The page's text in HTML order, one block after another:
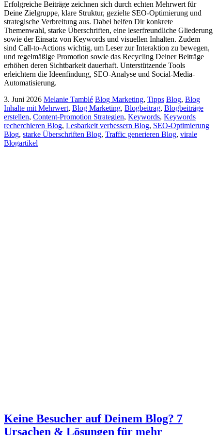
Erfolgreiche Beiträge zeichnen sich durch echten Mehrwert für
Deine Zielgruppe, klare Struktur, gezielte SEO-Optimierung und
strategische Verbreitung aus. Dabei helfen Dir konkrete
Themenwahl, starke Überschriften, eine leserfreundliche Gliederung
sowie der Einsatz von Keywords und visuellen Inhalten. Zudem
sind Call-to-Actions wichtig, um Leser zur Interaktion zu bewegen,
und regelmäßige Promotion sowie das Recycling Deiner Beiträge
erhöhen deren Sichtbarkeit dauerhaft. Unterstützende Tools
erleichtern die Ideenfindung, SEO-Analyse und Social-Media-
Automatisierung.
3. Juni 2026 Melanie Tamblé Blog Marketing, Tipps Blog, Blog
Inhalte mit Mehrwert, Blog Marketing, Blogbeitrag, Blogbeiträge
erstellen, Content-Promotion Strategien, Keywords, Keywords
recherchieren Blog, Lesbarkeit verbessern Blog, SEO-Optimierung
Blog, starke Überschriften Blog, Traffic generieren Blog, virale
Blogartikel
Keine Besucher auf Deinem Blog? 7
Ursachen & Lösungen für mehr